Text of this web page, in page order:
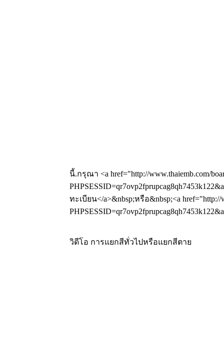
นี้.กรุณา <a href="http://www.thaiemb.com/
ทะเบียน</a>&nbsp;หรือ&nbsp;<a href="http://
วิดีโอ การแยกสีทั่วไปหรือแยกสีตาย